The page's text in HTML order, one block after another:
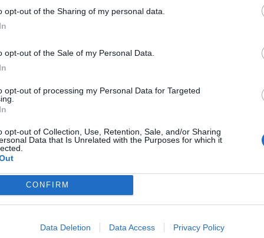
opt-out of the Sharing of my personal data.
opt-out of the Sale of my Personal Data.
opt-out of processing my Personal Data for Targeted
opt-out of Collection, Use, Retention, Sale, and/or Sharing
Data that Is Unrelated with the Purposes for which it
CONFIRM
Data Deletion Data Access Privacy Policy
"Abbiamo
tutti qualcosa di
Trapani: il punto sul
il nuovo
è Giuseppe
"Rappresenta
Serie D, le trattative di oggi 7 agosto